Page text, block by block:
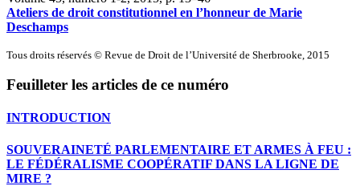
Ateliers de droit constitutionnel en l’honneur de Marie
Deschamps
Tous droits réservés © Revue de Droit de l’Université de Sherbrooke, 2015
Feuilleter les articles de ce numéro
INTRODUCTION
SOUVERAINETÉ PARLEMENTAIRE ET ARMES À FEU :
LE FÉDÉRALISME COOPÉRATIF DANS LA LIGNE DE
MIRE ?